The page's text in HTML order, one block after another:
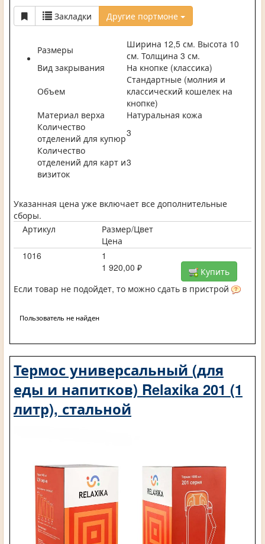
Закладки Другие портмоне
Размеры
Ширина 12,5 см. Высота 10
см. Толщина 3 см.
Вид закрывания
На кнопке (классика)
Объем
Стандартные (молния и
классический кошелек на
кнопке)
Материал верха
Натуральная кожа
Количество
отделений для купюр3
Количество
отделений для карт и
визиток
3
Указанная цена уже включает все дополнительные
сборы.
Артикул
Размер/Цвет
Цена
1016
1
1 920,00 ₽
Купить
Если товар не подойдет, то можно сдать в пристрой
Пользователь не найден
Термос универсальный (для
еды и напитков) Relaxika 201 (1
литр), стальной